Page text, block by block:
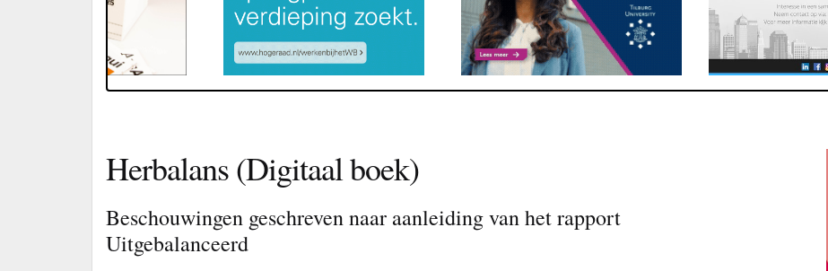
Herbalans (Digitaal boek)
Beschouwingen geschreven naar aanleiding van het rapport
Uitgebalanceerd